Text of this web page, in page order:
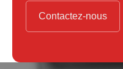
Contactez-nous